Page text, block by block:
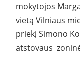
mokytojos
vietą Vilniaus
priekį Simono
atstovaus